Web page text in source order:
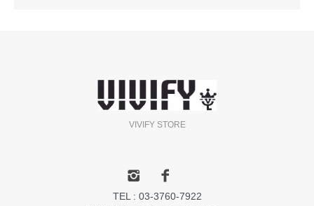
VIVIFY STORE
TEL : 03-3760-7922